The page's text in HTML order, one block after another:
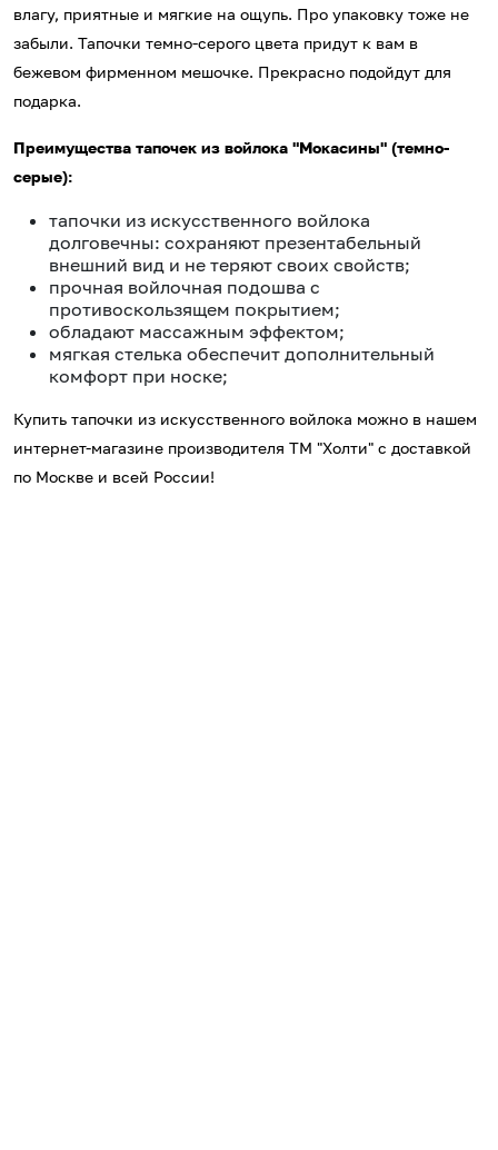
влагу, приятные и мягкие на ощупь. Про упаковку тоже не
забыли. Тапочки темно-серого цвета придут к вам в
бежевом фирменном мешочке. Прекрасно подойдут для
подарка.
Преимущества тапочек из войлока "Мокасины" (темно-
серые):
тапочки из искусственного войлока
долговечны: сохраняют презентабельный
внешний вид и не теряют своих свойств;
прочная войлочная подошва с
противоскользящем покрытием;
обладают массажным эффектом;
мягкая стелька обеспечит дополнительный
комфорт при носке;
Купить тапочки из искусственного войлока можно в нашем
интернет-магазине производителя ТМ "Холти" с доставкой
по Москве и всей России!